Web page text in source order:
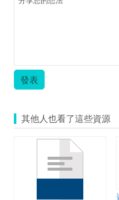
發表
其他人也看了這些資源